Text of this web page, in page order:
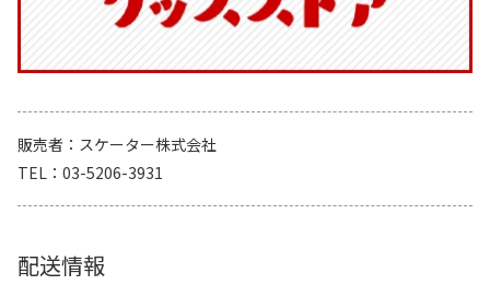
販売者
スケーター株式会社
TEL
03-5206-3931
配送情報